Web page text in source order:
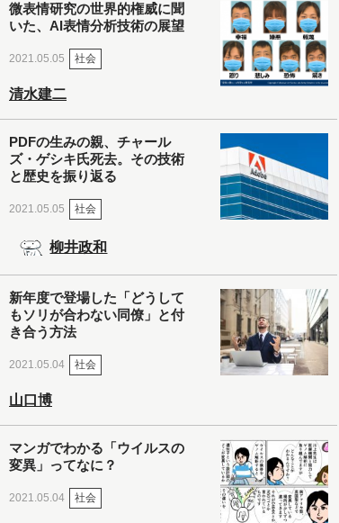
微表情研究の世界的権威に聞
いた、AI表情分析技術の展望
2021.05.05 社会
清水建二
PDFの生みの親、チャール
ズ・ゲシキ氏死去。その技術
と歴史を振り返る
2021.05.05 社会
柳井政和
新年度で登場した「どうして
もソリが合わない同僚」と付
き合う方法
2021.05.04 社会
山口博
マンガでわかる「ウイルスの
変異」ってなに？
2021.05.04 社会